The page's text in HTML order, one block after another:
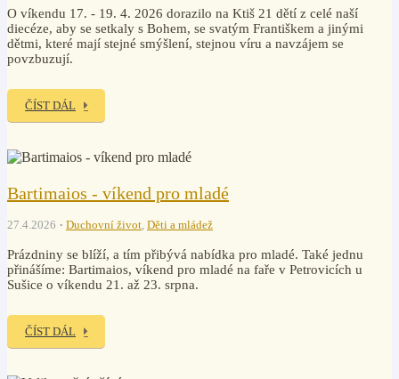
O víkendu 17. - 19. 4. 2026 dorazilo na Ktiš 21 dětí z celé naší
diecéze, aby se setkaly s Bohem, se svatým Františkem a jinými
dětmi, které mají stejné smýšlení, stejnou víru a navzájem se
povzbuzují.
ČÍST DÁL
Bartimaios - víkend pro mladé
27.4.2026 Duchovní život, Děti a mládež
Prázdniny se blíží, a tím přibývá nabídka pro mladé. Také jednu
přinášíme: Bartimaios, víkend pro mladé na faře v Petrovicích u
Sušice o víkendu 21. až 23. srpna.
ČÍST DÁL